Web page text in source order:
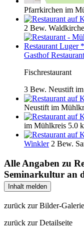
Pfarrkirchen im
2 Bew.
Gasthof
Fischrestaurant
3 Bew. Neustift
Neustift im
im Mühlkreis 5.0
Winkler 2 Bew.
Alle Angaben zu
Seminarkultur an
Inhalt melden
zurück zur Bilder-Galerie
zurück zur Detailseite